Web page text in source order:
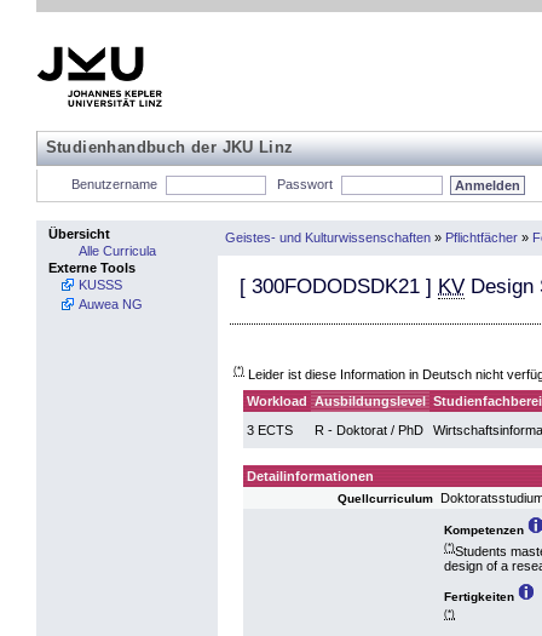
Studienhandbuch der JKU Linz
Benutzername Passwort
Übersicht
Alle Curricula
Externe Tools
KUSSS
Auwea NG
Geistes- und Kulturwissenschaften » Pflichtfächer »
[ 300FODODSDK21 ] KV Design
(*) Leider ist diese Information in Deutsch nicht
Workload Ausbildungslevel
3 ECTS
R - Doktorat / PhD
Detailinformationen
Quellcurriculum
Kompetenzen
(*)Students
design of a
Fertigkeiten
(*)